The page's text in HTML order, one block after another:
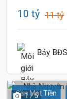
10 tỷ 11 tỷ
Bảy BĐS
Gần Mặt Tiền
1 / 5